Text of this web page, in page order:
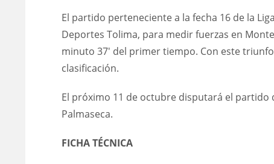
El partido perteneciente a la fecha 16 de la
Deportes Tolima, para medir fuerzas en
minuto 37′ del primer tiempo. Con este
clasificación.
El próximo 11 de octubre disputará el partido
Palmaseca.
FICHA TÉCNICA